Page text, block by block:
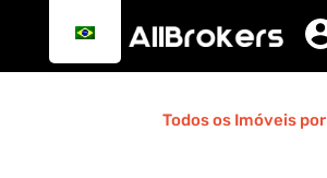
Todos os Imóveis por